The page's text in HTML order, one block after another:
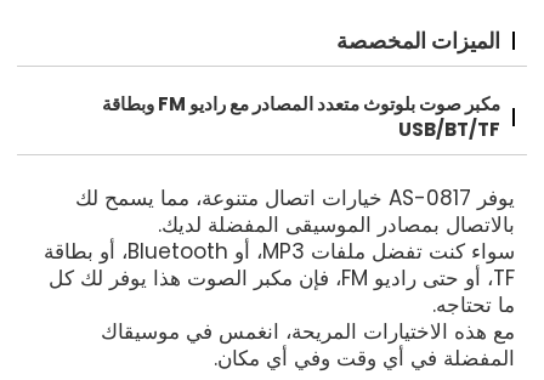
الميزات المخصصة
مكبر صوت بلوتوث متعدد المصادر مع راديو FM وبطاقة
USB/BT/TF
يوفر AS-0817 خيارات اتصال متنوعة، مما يسمح لك
بالاتصال بمصادر الموسيقى المفضلة لديك.
سواء كنت تفضل ملفات MP3، أو Bluetooth، أو بطاقة
TF، أو حتى راديو FM، فإن مكبر الصوت هذا يوفر لك كل
ما تحتاجه.
مع هذه الاختيارات المريحة، انغمس في موسيقاك
المفضلة في أي وقت وفي أي مكان.